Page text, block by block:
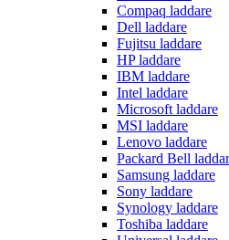
Compaq laddare
Dell laddare
Fujitsu laddare
HP laddare
IBM laddare
Intel laddare
Microsoft laddare
MSI laddare
Lenovo laddare
Packard Bell
Samsung laddare
Sony laddare
Synology laddare
Toshiba laddare